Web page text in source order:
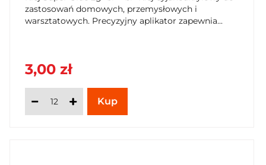
zastosowań domowych, przemysłowych i
warsztatowych. Precyzyjny aplikator zapewnia...
3,00 zł